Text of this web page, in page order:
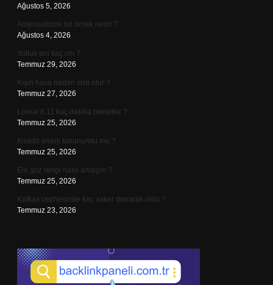
Ağustos 5, 2026
Amensalizme bir örnek nedir ?
Ağustos 4, 2026
Yolluk eni kaç cm ?
Temmuz 29, 2026
Kışın hava neden sisli olur ?
Temmuz 27, 2026
Loreal 8.11 kaç dakika bekletilir ?
Temmuz 25, 2026
Kinetik enerji korunumlu mu ?
Temmuz 25, 2026
Ela göz rengi nasıl anlaşılır ?
Temmuz 25, 2026
Kafkas cephesinde kaç asker donarak öldü ?
Temmuz 23, 2026